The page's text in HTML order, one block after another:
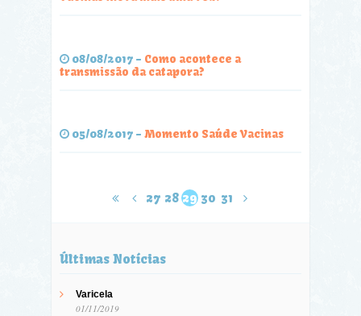
08/08/2017 - Como acontece a
transmissão da catapora?
05/08/2017 - Momento Saúde Vacinas
27 28 29 30 31
Últimas Notícias
Varicela
01/11/2019